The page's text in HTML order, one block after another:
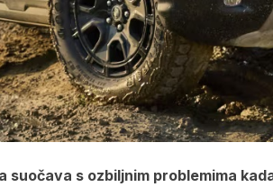
suočava s ozbiljnim problemima